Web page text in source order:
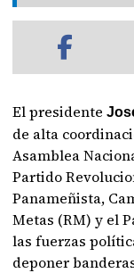
El presidente
de alta
Asamblea
Partido
Panameñista,
Metas (RM) y el
las fuerzas
deponer